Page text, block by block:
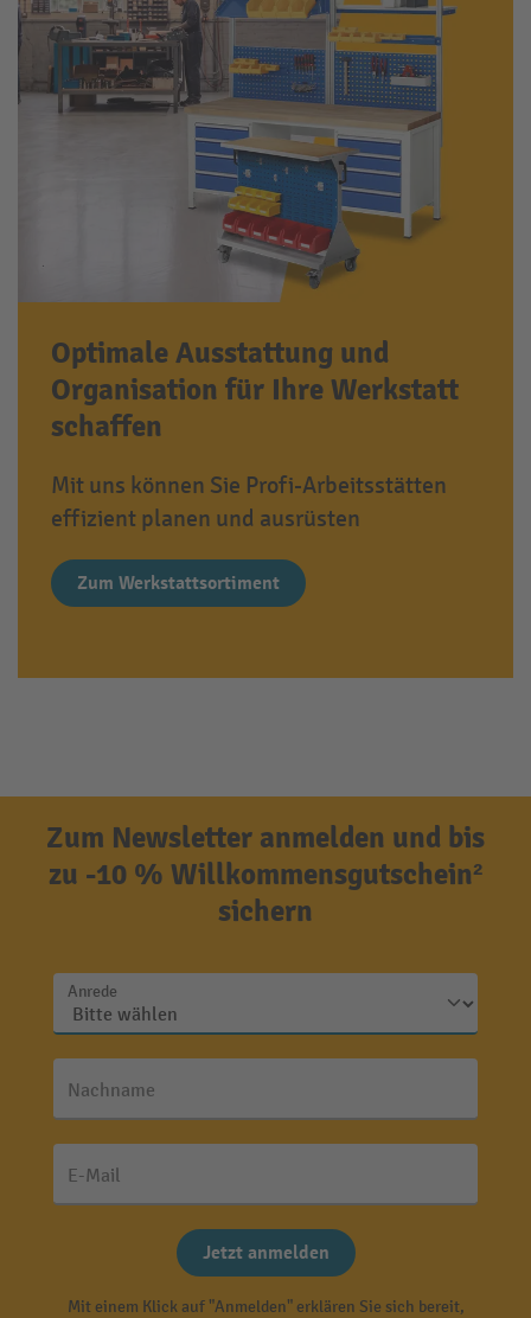
Optimale Ausstattung und
Organisation für Ihre Werkstatt
schaffen
Mit uns können Sie Profi-Arbeitsstätten
effizient planen und ausrüsten
Zum Werkstattsortiment
Zum Newsletter anmelden und bis
zu -10 % Willkommensgutschein²
sichern
Anrede
Nachname
E-Mail
Jetzt anmelden
Mit einem Klick auf "Anmelden" erklären Sie sich bereit,